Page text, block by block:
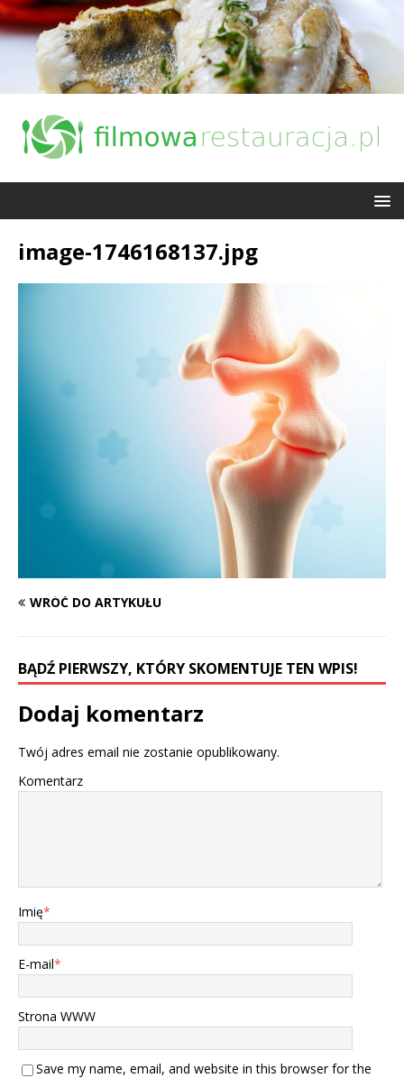
image-1746168137.jpg
WRÓĆ DO ARTYKUŁU
BĄDŹ PIERWSZY, KTÓRY SKOMENTUJE TEN WPIS!
Dodaj komentarz
Twój adres email nie zostanie opublikowany.
Komentarz
Imię*
E-mail*
Strona WWW
Save my name, email, and website in this browser for the